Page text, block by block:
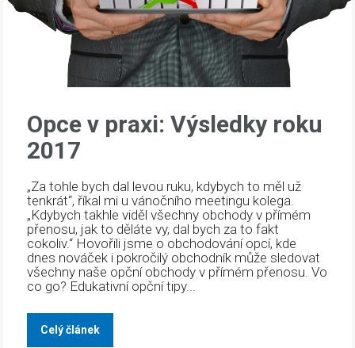
Opce v praxi: Výsledky roku
2017
„Za tohle bych dal levou ruku, kdybych to měl už
tenkrát“, říkal mi u vánočního meetingu kolega.
„Kdybych takhle viděl všechny obchody v přímém
přenosu, jak to děláte vy, dal bych za to fakt
cokoliv.“ Hovořili jsme o obchodování opcí, kde
dnes nováček i pokročilý obchodník může sledovat
všechny naše opční obchody v přímém přenosu. Vo
co go? Edukativní opční tipy...
Celý článek